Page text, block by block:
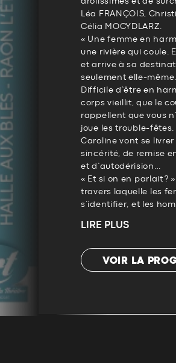
Léa FRANÇOIS,
Célia MOCYDLARZ.
« Une femme en
une rivière qui coule.
et arrive à sa
seulement elle-même.
Difficile d’être en
corps vieillit, que le
rappellent que vous
joue les trouble-fêtes.
Caroline vont se
sincérité, de remise
et d’autodérision…
« Et si on en parlait ?
travers laquelle les
s’identifier, et les
LIRE PLUS
VOIR LA